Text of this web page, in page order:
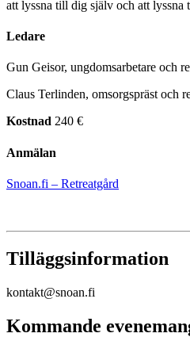
att lyssna till dig själv och att lyssna
Ledare
Gun Geisor, ungdomsarbetare och
Claus Terlinden, omsorgspräst och
Kostnad 240 €
Anmälan
Snoan.fi – Retreatgård
Tilläggsinformation
kontakt@snoan.fi
Kommande